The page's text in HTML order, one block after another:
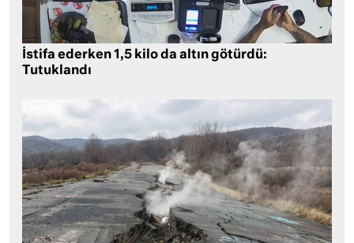
İstifa ederken 1,5 kilo da altın götürdü:
Tutuklandı